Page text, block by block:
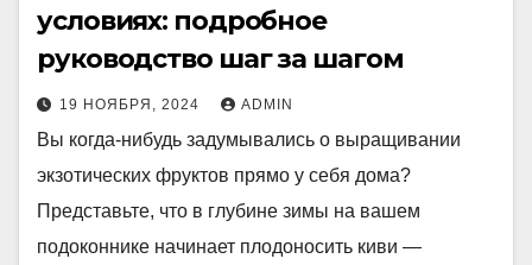
условиях: подробное
руководство шаг за шагом
19 НОЯБРЯ, 2024 ADMIN
Вы когда-нибудь задумывались о выращивании
экзотических фруктов прямо у себя дома?
Представьте, что в глубине зимы на вашем
подоконнике начинает плодоносить киви —